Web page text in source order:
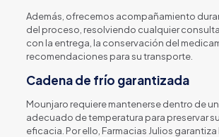
Además, ofrecemos acompañamiento
del proceso, resolviendo cualquier
con la entrega, la conservación del
recomendaciones para su transporte.
Cadena de frío garantizada
Mounjaro requiere mantenerse dentro de
adecuado de temperatura para preservar
eficacia. Por ello, Farmacias Julios